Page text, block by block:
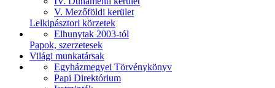
V. Mezőföldi kerület
Lelkipásztori körzetek
Elhunytak 2003-tól
Papok, szerzetesek
Világi munkatársak
Egyházmegyei Törvénykönyv
Papi Direktórium